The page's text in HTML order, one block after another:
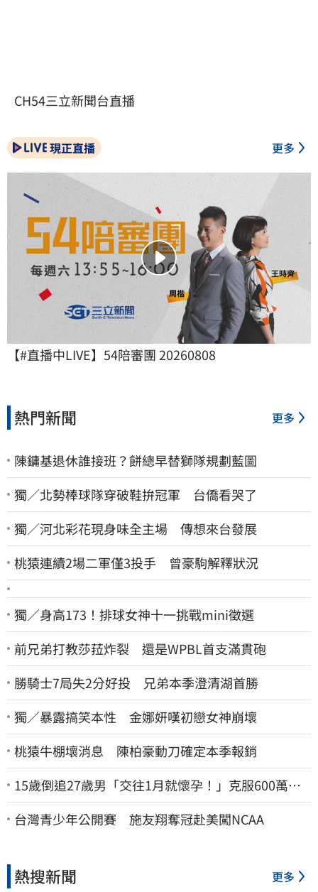
CH54三立新聞台直播
現正直播 更多
【#直播中LIVE】54陪審團 20260808
熱門新聞 更多
陳鏞基退休誰接班？餅總早替獅隊規劃藍圖
獨／北勢棒球隊穿破鞋拚冠軍 台僑看哭了
獨／河北彩花現身味全主場 傳想來台發展
桃猿連續2場二軍僅3投手 曾豪駒解釋狀況
獨／身高173！排球女神十一挑戰mini徵選
前兄弟打教莎菈炸裂 還是WPBL首支滿貫砲
勝騎士7局失2分好投 兄弟本季澄清湖首勝
獨／暴露搞笑本性 金娜妍嘆初戀女神崩壞
桃猿牛棚壞消息 陳柏豪動刀確定本季報銷
15歲倒追27歲男「交往1月就懷孕！」克服600萬債
務 36歲美魔女當阿嬤了
台灣青少年公開賽 施友翔奪冠赴美闖NCAA
熱搜新聞 更多